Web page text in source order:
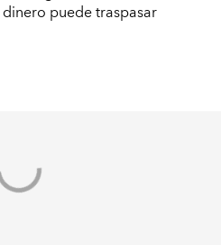
puede traspasar